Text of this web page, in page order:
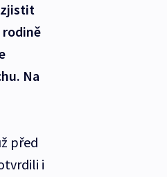
zjistit
rodině
Na
před
i